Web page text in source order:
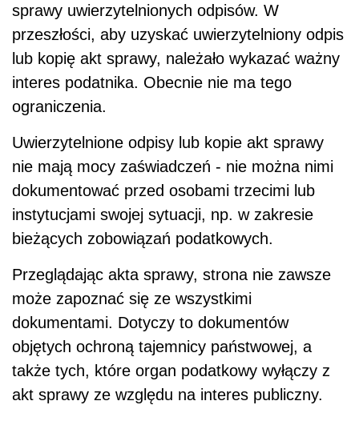
sprawy uwierzytelnionych odpisów. W
przeszłości, aby uzyskać uwierzytelniony odpis
lub kopię akt sprawy, należało wykazać ważny
interes podatnika. Obecnie nie ma tego
ograniczenia.
Uwierzytelnione odpisy lub kopie akt sprawy
nie mają mocy zaświadczeń - nie można nimi
dokumentować przed osobami trzecimi lub
instytucjami swojej sytuacji, np. w zakresie
bieżących zobowiązań podatkowych.
Przeglądając akta sprawy, strona nie zawsze
może zapoznać się ze wszystkimi
dokumentami. Dotyczy to dokumentów
objętych ochroną tajemnicy państwowej, a
także tych, które organ podatkowy wyłączy z
akt sprawy ze względu na interes publiczny.